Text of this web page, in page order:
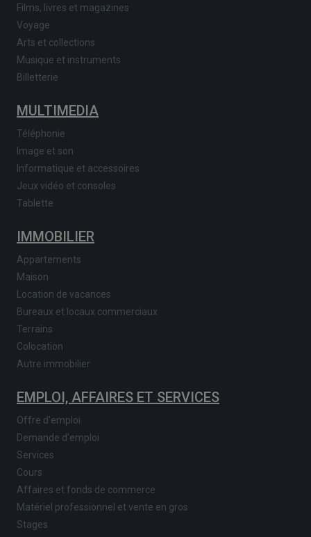
Films, livres et magazines
Voyage
Arts et collections
Musique et instruments
Billetterie
MULTIMEDIA
Téléphonie
Image et son
Informatique et accessoires
Jeux vidéo et consoles
Tablette
IMMOBILIER
Appartements
Maison
Location de vacances
Bureaux et locaux commerciaux
Terrains
Colocation
Autre immobilier
EMPLOI, AFFAIRES ET SERVICES
Offre d'emploi
Demande d'emploi
Services
Cours
Affaires et fonds de commerce
Matériel professionnel et vente en gros
Stages